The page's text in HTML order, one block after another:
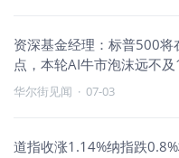
资深基金经理：标普500
点，本轮AI牛市泡沫远不
华尔街见闻 · 07-03
道指收涨1.14%纳指跌